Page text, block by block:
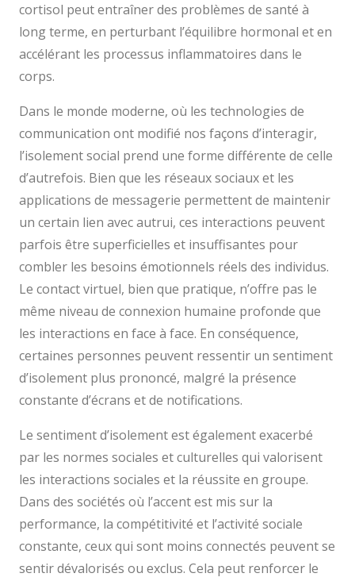
cortisol peut entraîner des problèmes de santé à
long terme, en perturbant l’équilibre hormonal et en
accélérant les processus inflammatoires dans le
corps.
Dans le monde moderne, où les technologies de
communication ont modifié nos façons d’interagir,
l’isolement social prend une forme différente de celle
d’autrefois. Bien que les réseaux sociaux et les
applications de messagerie permettent de maintenir
un certain lien avec autrui, ces interactions peuvent
parfois être superficielles et insuffisantes pour
combler les besoins émotionnels réels des individus.
Le contact virtuel, bien que pratique, n’offre pas le
même niveau de connexion humaine profonde que
les interactions en face à face. En conséquence,
certaines personnes peuvent ressentir un sentiment
d’isolement plus prononcé, malgré la présence
constante d’écrans et de notifications.
Le sentiment d’isolement est également exacerbé
par les normes sociales et culturelles qui valorisent
les interactions sociales et la réussite en groupe.
Dans des sociétés où l’accent est mis sur la
performance, la compétitivité et l’activité sociale
constante, ceux qui sont moins connectés peuvent se
sentir dévalorisés ou exclus. Cela peut renforcer le